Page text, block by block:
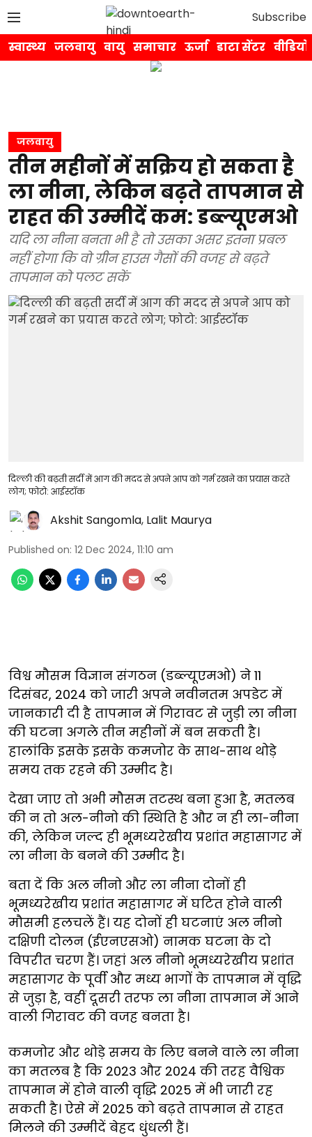
Subscribe
स्वास्थ्य जलवायु वायु समाचार ऊर्जा डाटा सेंटर वीडियो
जलवायु
तीन महीनों में सक्रिय हो सकता है
ला नीना, लेकिन बढ़ते तापमान से
राहत की उम्मीदें कम: डब्ल्यूएमओ
यदि ला नीना बनता भी है तो उसका असर इतना प्रबल
नहीं होगा कि वो ग्रीन हाउस गैसों की वजह से बढ़ते
तापमान को पलट सकें
दिल्ली की बढ़ती सर्दी में आग की मदद से अपने आप को गर्म रखने का प्रयास करते
लोग; फोटो: आईस्टॉक
Akshit Sangomla, Lalit Maurya
Published on: 12 Dec 2024, 11:10 am
विश्व मौसम विज्ञान संगठन (डब्ल्यूएमओ) ने 11
दिसंबर, 2024 को जारी अपने नवीनतम अपडेट में
जानकारी दी है तापमान में गिरावट से जुड़ी ला नीना
की घटना अगले तीन महीनों में बन सकती है।
हालांकि इसके इसके कमजोर के साथ-साथ थोड़े
समय तक रहने की उम्मीद है।
देखा जाए तो अभी मौसम तटस्थ बना हुआ है, मतलब
की न तो अल-नीनो की स्थिति है और न ही ला-नीना
की, लेकिन जल्द ही भूमध्यरेखीय प्रशांत महासागर में
ला नीना के बनने की उम्मीद है।
बता दें कि अल नीनो और ला नीना दोनों ही
भूमध्यरेखीय प्रशांत महासागर में घटित होने वाली
मौसमी हलचलें हैं। यह दोनों ही घटनाएं अल नीनो
दक्षिणी दोलन (ईएनएसओ) नामक घटना के दो
विपरीत चरण हैं। जहां अल नीनो भूमध्यरेखीय प्रशांत
महासागर के पूर्वी और मध्य भागों के तापमान में वृद्धि
से जुड़ा है, वहीं दूसरी तरफ ला नीना तापमान में आने
वाली गिरावट की वजह बनता है।
कमजोर और थोड़े समय के लिए बनने वाले ला नीना
का मतलब है कि 2023 और 2024 की तरह वैश्विक
तापमान में होने वाली वृद्धि 2025 में भी जारी रह
सकती है। ऐसे में 2025 को बढ़ते तापमान से राहत
मिलने की उम्मीदें बेहद धुंधली हैं।